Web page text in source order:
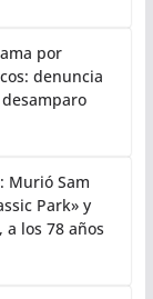
por
denuncia
Murió Sam
Park» y
a los 78 años